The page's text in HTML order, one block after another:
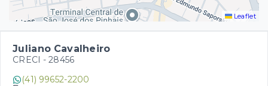
Leaflet
Juliano Cavalheiro
CRECI - 28456
(41) 99652-2200